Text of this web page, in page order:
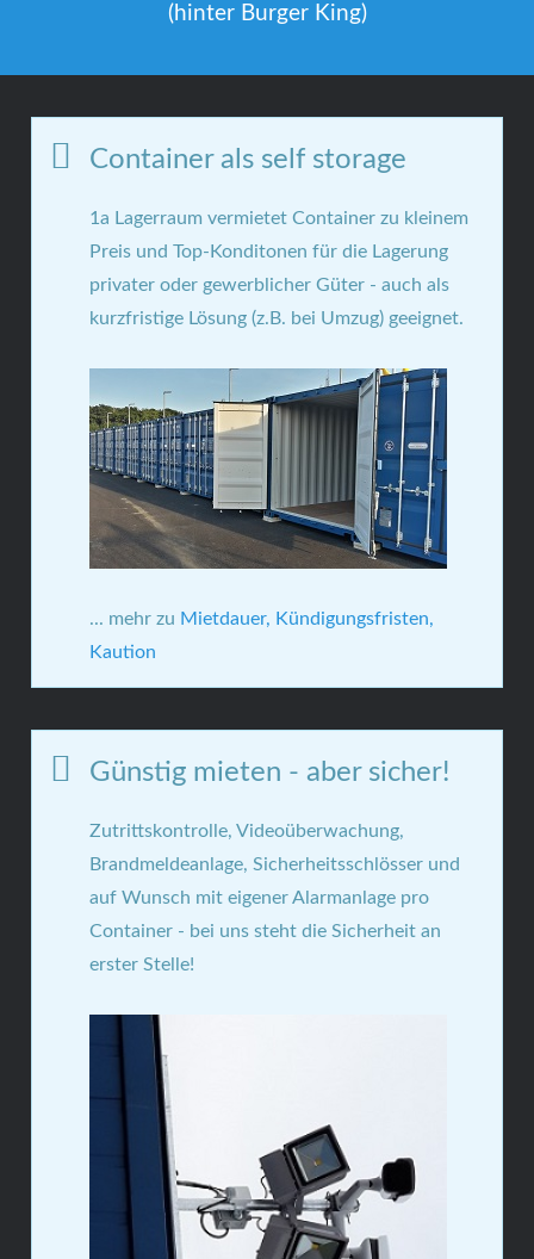
(hinter Burger King)
Container als self storage
1a Lagerraum vermietet Container zu kleinem
Preis und Top-Konditonen für die Lagerung
privater oder gewerblicher Güter - auch als
kurzfristige Lösung (z.B. bei Umzug) geeignet.
... mehr zu Mietdauer, Kündigungsfristen,
Kaution
Günstig mieten - aber sicher!
Zutrittskontrolle, Videoüberwachung,
Brandmeldeanlage, Sicherheitsschlösser und
auf Wunsch mit eigener Alarmanlage pro
Container - bei uns steht die Sicherheit an
erster Stelle!